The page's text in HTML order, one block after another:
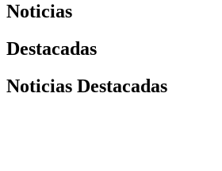
Noticias
Destacadas
Noticias Destacadas